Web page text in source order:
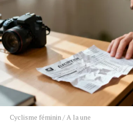
Cyclisme féminin/A la une